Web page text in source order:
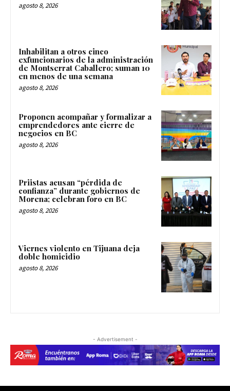
agosto 8, 2026
Inhabilitan a otros cinco
exfuncionarios de la administración
de Montserrat Caballero; suman 10
en menos de una semana
agosto 8, 2026
Proponen acompañar y formalizar a
emprendedores ante cierre de
negocios en BC
agosto 8, 2026
Priistas acusan “pérdida de
confianza” durante gobiernos de
Morena; celebran foro en BC
agosto 8, 2026
Viernes violento en Tijuana deja
doble homicidio
agosto 8, 2026
- Advertisement -